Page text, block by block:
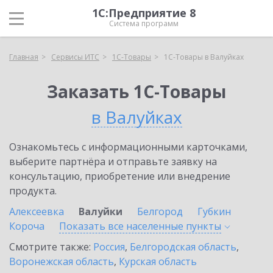
1С:Предприятие 8
Система программ
Главная Сервисы ИТС 1С-Товары 1С-Товары в Валуйках
Заказать 1С-Товары
в Валуйках
Ознакомьтесь с информационными карточками,
выберите партнёра и отправьте заявку на
консультацию, приобретение или внедрение
продукта.
Алексеевка
Валуйки Белгород
Губкин
Короча
Показать все населенные пункты
Смотрите также: Россия, Белгородская область,
Воронежская область, Курская область